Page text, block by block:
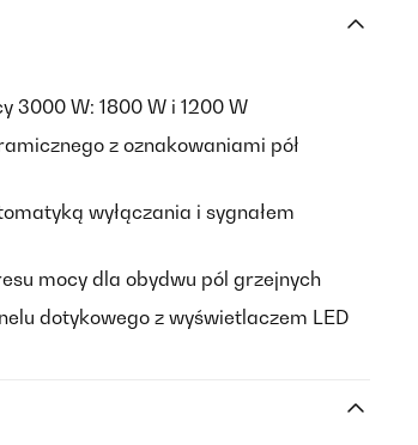
3000 W: 1800 W i 1200 W
z oznakowaniami pół
wyłączania i sygnałem
mocy dla obydwu pól grzejnych
dotykowego z wyświetlaczem LED